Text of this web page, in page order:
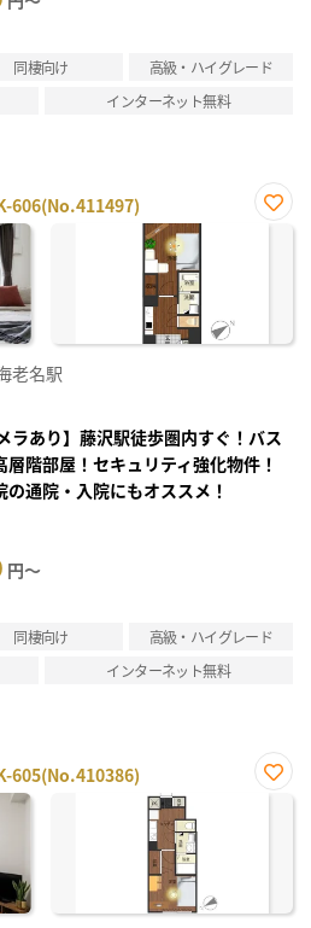
同棲向け
高級・ハイグレード
インターネット無料
606(No.411497)
お気
老名駅
ラあり】藤沢駅徒歩圏内すぐ！バス
階部屋！セキュリティ強化物件！
通院・入院にもオススメ！
円～
同棲向け
高級・ハイグレード
インターネット無料
605(No.410386)
お気